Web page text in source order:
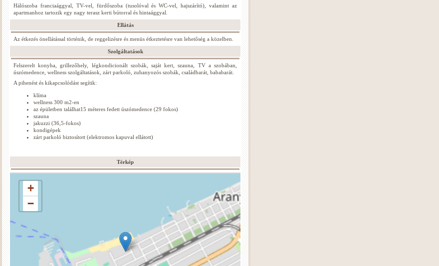
Hálószoba franciaággyal, TV-vel, fürdőszoba (tusolóval és WC-vel, hajszárító), valamint az
apartmanhoz tartozik egy nagy terasz kerti bútorral és hintaággyal.
Ellátás
Az étkezés önellátással történik, de reggelizésre és menüs étkeztetésre van lehetőség a közelben.
Szolgáltatások
Felszerelt konyha, grillezőhely, légkondicionált szobák, saját kert, szauna, TV a szobában,
úszómedence, wellness szolgáltatások, zárt parkoló, zuhanyozós szobák, családbarát, bababarát.
A pihenést és kikapcsolódást segítik:
klíma
wellness 300 m2-en
az épületben találhat15 méteres fedett úszómedence (29 fokos)
szauna
jakuzzi (36,5-fokos)
kondigépek
zárt parkoló biztosított (elektromos kapuval ellátott)
Térkép
+
−